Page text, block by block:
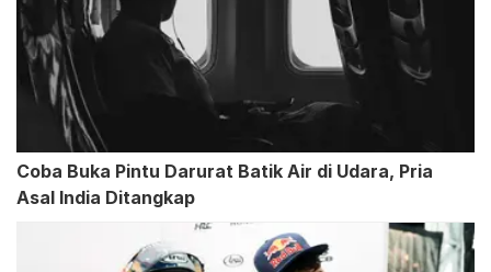
Coba Buka Pintu Darurat Batik Air di Udara, Pria
Asal India Ditangkap